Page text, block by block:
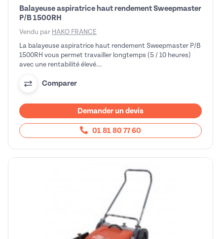
Balayeuse aspiratrice haut rendement Sweepmaster
P/B 1500RH
Vendu par HAKO FRANCE
La balayeuse aspiratrice haut rendement Sweepmaster P/B
1500RH vous permet travailler longtemps (5 / 10 heures)
avec une rentabilité élevé...
Comparer
Demander un devis
01 81 80 77 60